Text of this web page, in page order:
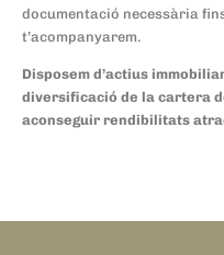
documentació necessària
t’acompanyarem.
Disposem d’actius
diversificació de la cartera
aconseguir rendibilitats